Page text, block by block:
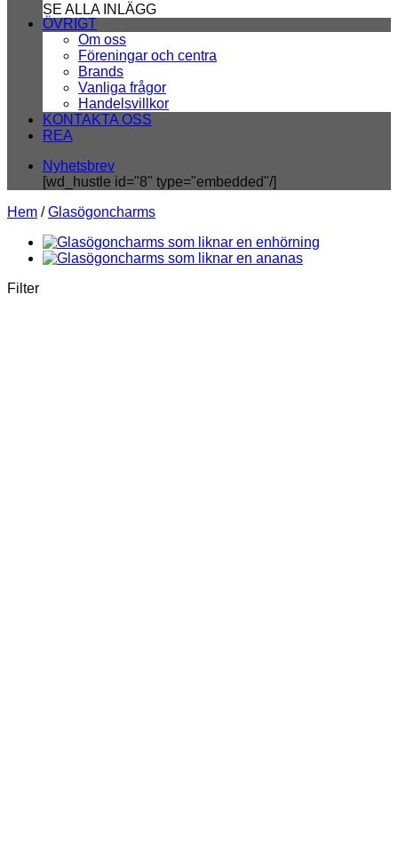
SE ALLA INLÄGG
ÖVRIGT
Om oss
Föreningar och centra
Brands
Vanliga frågor
Handelsvillkor
KONTAKTA OSS
REA
Nyhetsbrev
[wd_hustle id="8" type="embedded"/]
Hem / Glasögoncharms
Filter